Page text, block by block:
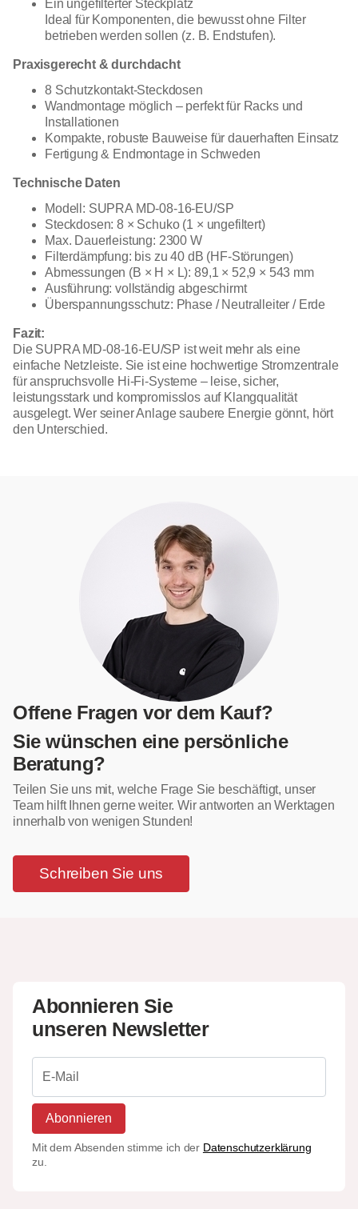
Ein ungefilterter Steckplatz
Ideal für Komponenten, die bewusst ohne Filter
betrieben werden sollen (z. B. Endstufen).
Praxisgerecht & durchdacht
8 Schutzkontakt-Steckdosen
Wandmontage möglich – perfekt für Racks und
Installationen
Kompakte, robuste Bauweise für dauerhaften Einsatz
Fertigung & Endmontage in Schweden
Technische Daten
Modell: SUPRA MD-08-16-EU/SP
Steckdosen: 8 × Schuko (1 × ungefiltert)
Max. Dauerleistung: 2300 W
Filterdämpfung: bis zu 40 dB (HF-Störungen)
Abmessungen (B × H × L): 89,1 × 52,9 × 543 mm
Ausführung: vollständig abgeschirmt
Überspannungsschutz: Phase / Neutralleiter / Erde
Fazit:
Die SUPRA MD-08-16-EU/SP ist weit mehr als eine
einfache Netzleiste. Sie ist eine hochwertige Stromzentrale
für anspruchsvolle Hi-Fi-Systeme – leise, sicher,
leistungsstark und kompromisslos auf Klangqualität
ausgelegt. Wer seiner Anlage saubere Energie gönnt, hört
den Unterschied.
Offene Fragen vor dem Kauf?
Sie wünschen eine persönliche
Beratung?
Teilen Sie uns mit, welche Frage Sie beschäftigt, unser
Team hilft Ihnen gerne weiter. Wir antworten an Werktagen
innerhalb von wenigen Stunden!
Schreiben Sie uns
Abonnieren Sie
unseren Newsletter
Abonnieren
Mit dem Absenden stimme ich der Datenschutzerklärung
zu.